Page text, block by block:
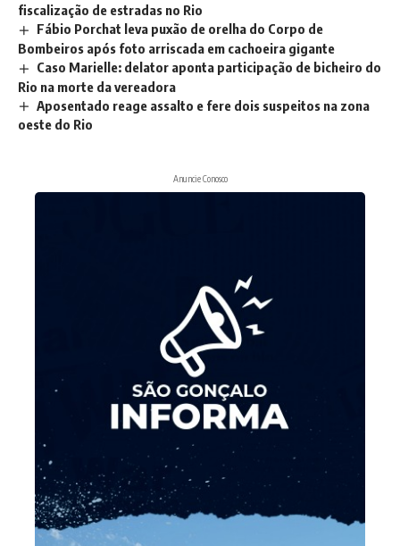
fiscalização de estradas no Rio
Fábio Porchat leva puxão de orelha do Corpo de
Bombeiros após foto arriscada em cachoeira gigante
Caso Marielle: delator aponta participação de bicheiro do
Rio na morte da vereadora
Aposentado reage assalto e fere dois suspeitos na zona
oeste do Rio
Anuncie Conosco